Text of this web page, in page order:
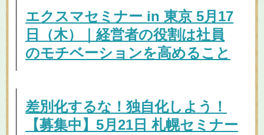
エクスマセミナー in 東京 5月17
日（木）｜経営者の役割は社員
のモチベーションを高めること
差別化するな！独自化しよう！
【募集中】5月21日 札幌セミナー